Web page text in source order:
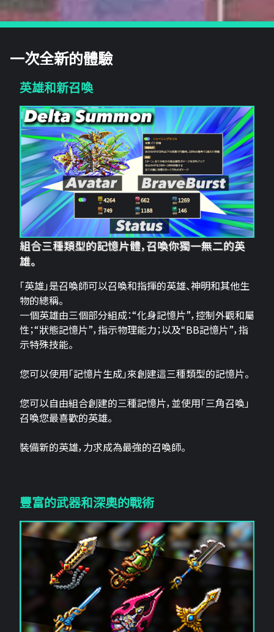
一次全新的體驗
英雄和新召喚
組合三種類型的記憶片體，召喚你獨一無二的英
雄。
「英雄」是召喚師可以召喚和指揮的英雄、神明和其他生
物的總稱。
一個英雄由三個部分組成：“化身記憶片”，控制外觀和屬
性；“狀態記憶片”，指示物理能力；以及“BB記憶片”，指
示特殊技能。
您可以使用「記憶片生成」來創建這三​​種類型的記憶片。
您可以自由組合創建的三種記憶片，並使用「三角召喚」
召喚您最喜歡的英雄。
裝備新的英雄，力求成為最強的召喚師。
豐富的武器和深奧的戰術